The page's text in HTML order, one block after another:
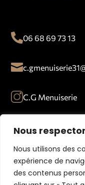
Nous
Nous utilisons des
expérience de
des contenus
06 68 69 73 13

C.G Menuiserie
33 avenue de
Lundi-Vendredi :